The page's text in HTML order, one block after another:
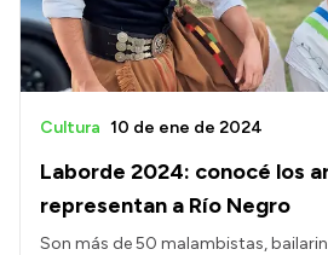
Laborde 2024: conocé los
representan a Río Negro
Cultura 10 de ene de 2024
Son más de 50 malambistas,